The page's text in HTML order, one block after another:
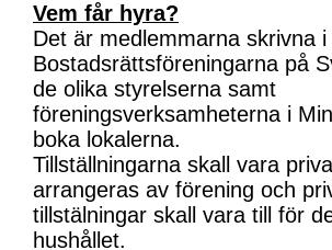
Vem får hyra?
Det är medlemmarna skrivna i
Bostadsrättsföreningarna på
de olika styrelserna samt
föreningsverksamheterna i
boka lokalerna.
Tillställningarna skall vara
arrangeras av förening och
tillstälningar skall vara till för
hushållet.